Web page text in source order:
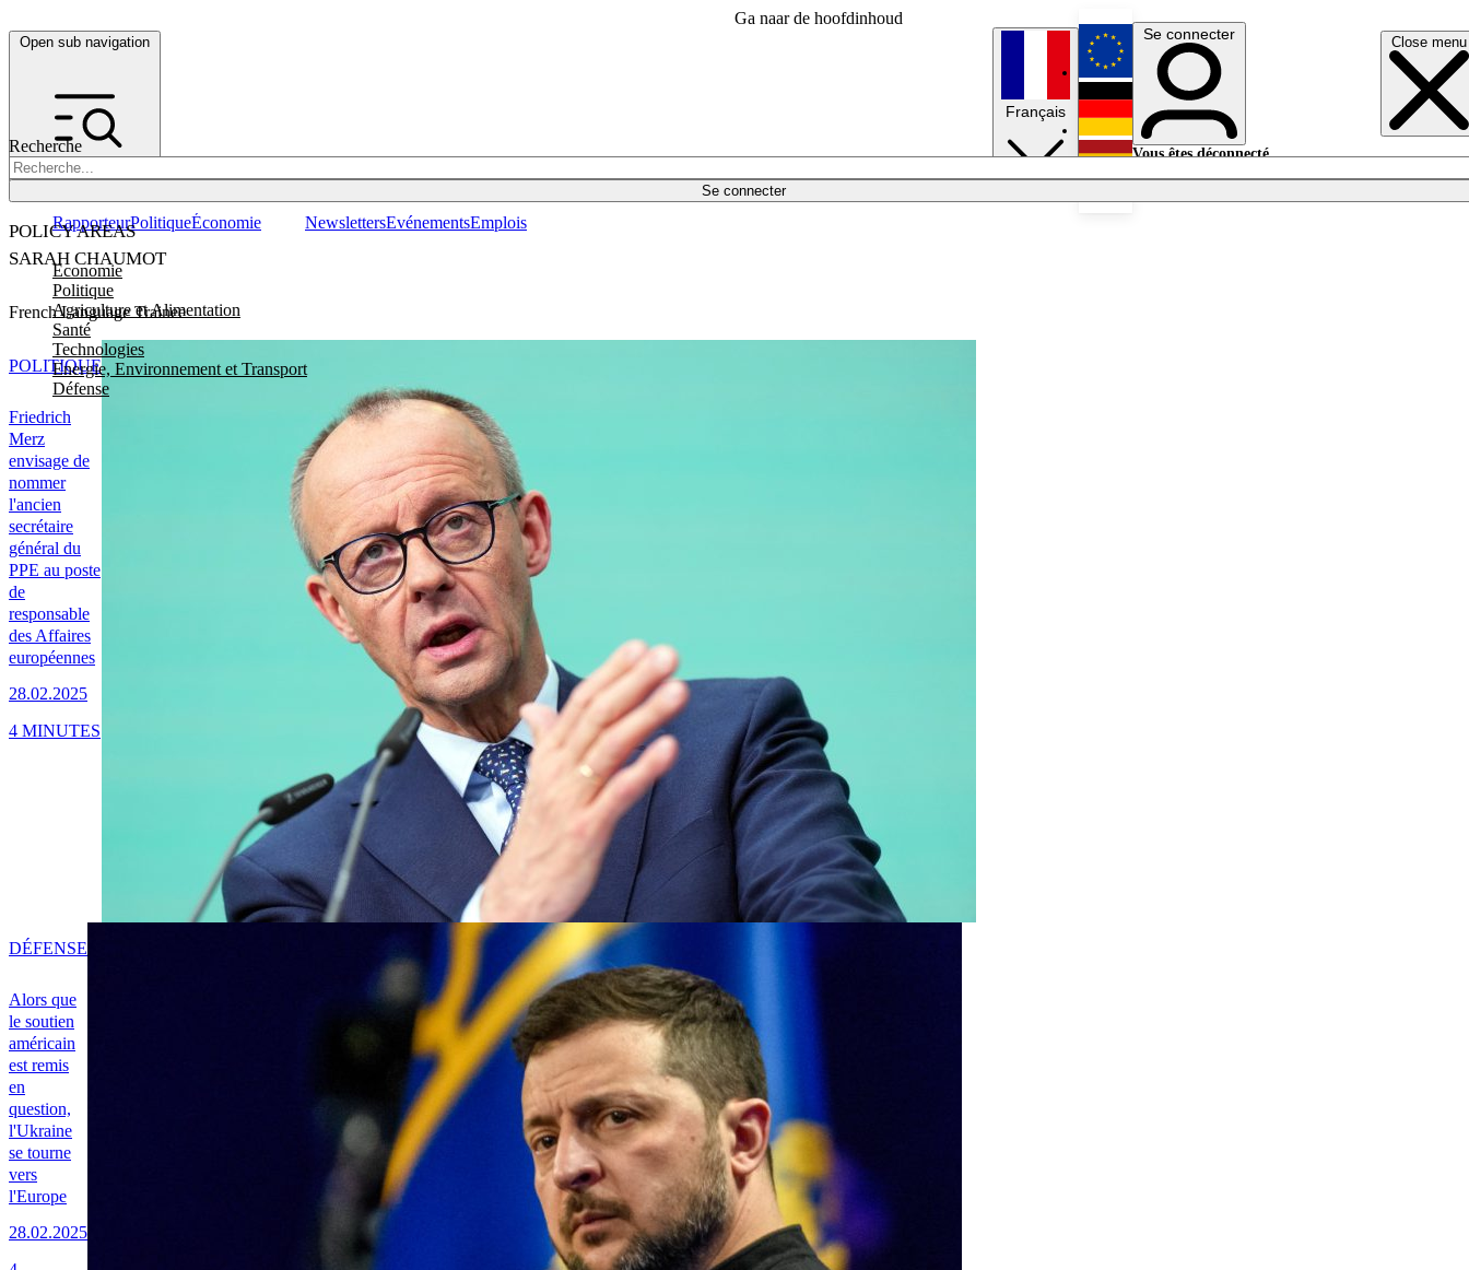
Ga naar de hoofdinhoud
Open sub navigation Close menu
Recherche
Se connecter
POLICY AREAS
Economie
Politique
Agriculture et Alimentation
Santé
Technologies
Energie, Environnement et Transport
Défense
RapporteurPolitiqueÉconomie NewslettersEvénementsEmplois
Français
English
Deutsch
Se connecter
Vous êtes déconnecté.
SARAH CHAUMOT
French Language Trainee
Friedrich
Merz
envisage de
nommer
l'ancien
secrétaire
général du
PPE au poste
de
responsable
des Affaires
européennes
28.02.2025
POLITIQUE
4 MINUTES
Alors que
le soutien
américain
est remis
en
question,
l'Ukraine
se tourne
vers
l'Europe
28.02.2025
DÉFENSE